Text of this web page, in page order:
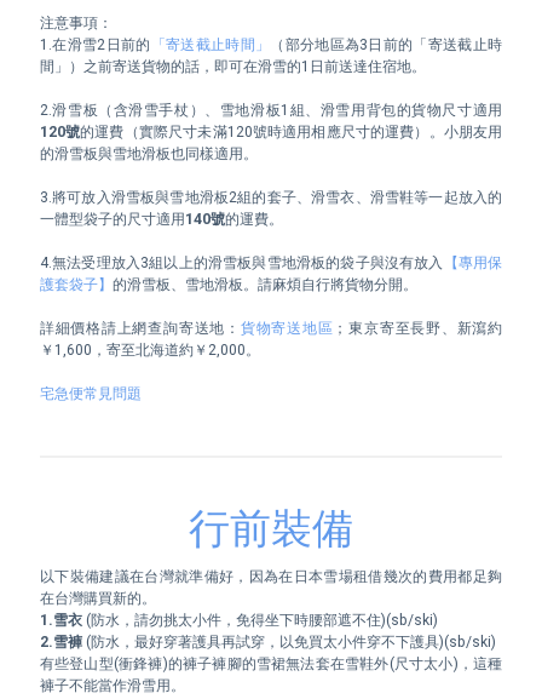
注意事項：
1.在滑雪2日前的
「寄送截止時間」
（部分地區為3日前的「寄送截止時
間」）之前寄送貨物的話，即可在滑雪的1日前送達住宿地。
2.滑雪板（含滑雪手杖）、雪地滑板1組、滑雪用背包的貨物尺寸適用
120號的運費（實際尺寸未滿120號時適用相應尺寸的運費）。小朋友用
的滑雪板與雪地滑板也同樣適用。
3.將可放入滑雪板與雪地滑板2組的套子、滑雪衣、滑雪鞋等一起放入的
一體型袋子的尺寸適用 140號的運費。
4.無法受理放入3組以上的滑雪板與雪地滑板的袋子與沒有放入
【專用保
護套袋子】 的滑雪板、雪地滑板。請麻煩自行將貨物分開。
詳細價格請上網查詢寄送地： 貨物寄送地區 ；東京寄至長野、新瀉約
￥1,600，寄至北海道約￥2,000。
宅急便常見問題
行前裝備
以下裝備建議在台灣就準備好，因為在日本雪場租借幾次的費用都足夠
1.雪衣
2.雪褲 (防水，最好穿著護具再試穿，以免買太小件穿不下護具)(sb/ski)
有些登山型(衝鋒褲)的褲子褲腳的雪裙無法套在雪鞋外(尺寸太小)，這種
褲子不能當作滑雪用。